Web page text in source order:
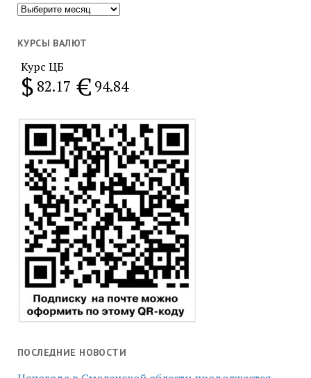
Популярное
месяц
КУРСЫ ВАЛЮТ
Курс ЦБ
$ 82.17 € 94.84
ПОСЛЕДНИЕ НОВОСТИ